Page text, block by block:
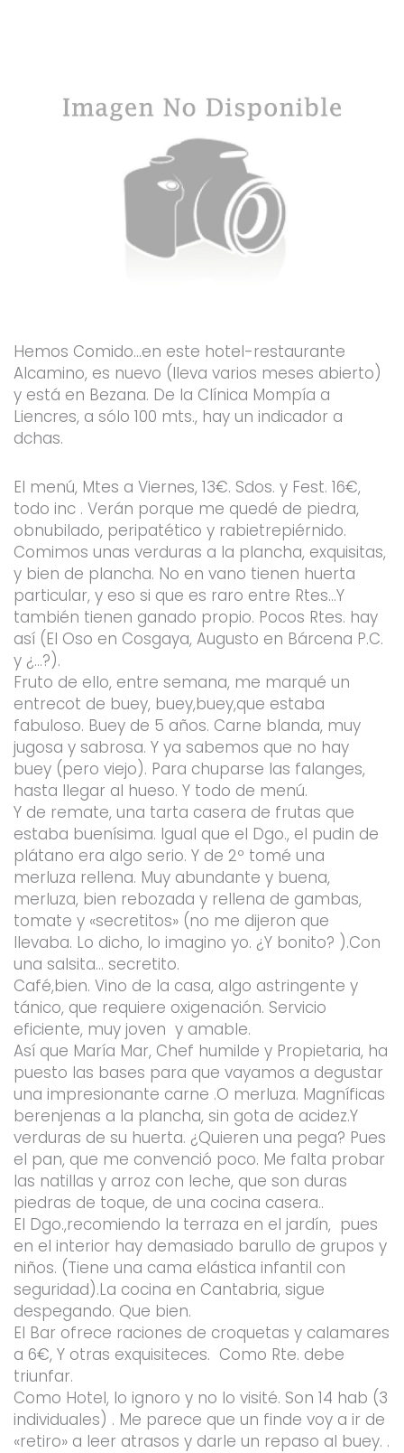
Hemos Comido…en este hotel-restaurante
Alcamino, es nuevo (lleva varios meses abierto)
y está en Bezana. De la Clínica Mompía a
Liencres, a sólo 100 mts., hay un indicador a
dchas.
El menú, Mtes a Viernes, 13€. Sdos. y Fest. 16€,
todo inc . Verán porque me quedé de piedra,
obnubilado, peripatético y rabietrepiérnido.
Comimos unas verduras a la plancha, exquisitas,
y bien de plancha. No en vano tienen huerta
particular, y eso si que es raro entre Rtes…Y
también tienen ganado propio. Pocos Rtes. hay
así (El Oso en Cosgaya, Augusto en Bárcena P.C.
y ¿…?).
Fruto de ello, entre semana, me marqué un
entrecot de buey, buey,buey,que estaba
fabuloso. Buey de 5 años. Carne blanda, muy
jugosa y sabrosa. Y ya sabemos que no hay
buey (pero viejo). Para chuparse las falanges,
hasta llegar al hueso. Y todo de menú.
Y de remate, una tarta casera de frutas que
estaba buenísima. Igual que el Dgo., el pudin de
plátano era algo serio. Y de 2º tomé una
merluza rellena. Muy abundante y buena,
merluza, bien rebozada y rellena de gambas,
tomate y «secretitos» (no me dijeron que
llevaba. Lo dicho, lo imagino yo. ¿Y bonito? ).Con
una salsita… secretito.
Café,bien. Vino de la casa, algo astringente y
tánico, que requiere oxigenación. Servicio
eficiente, muy joven y amable.
Así que María Mar, Chef humilde y Propietaria, ha
puesto las bases para que vayamos a degustar
una impresionante carne .O merluza. Magníficas
berenjenas a la plancha, sin gota de acidez.Y
verduras de su huerta. ¿Quieren una pega? Pues
el pan, que me convenció poco. Me falta probar
las natillas y arroz con leche, que son duras
piedras de toque, de una cocina casera..
El Dgo.,recomiendo la terraza en el jardín, pues
en el interior hay demasiado barullo de grupos y
niños. (Tiene una cama elástica infantil con
seguridad).La cocina en Cantabria, sigue
despegando. Que bien.
El Bar ofrece raciones de croquetas y calamares
a 6€, Y otras exquisiteces. Como Rte. debe
triunfar.
Como Hotel, lo ignoro y no lo visité. Son 14 hab (3
individuales) . Me parece que un finde voy a ir de
«retiro» a leer atrasos y darle un repaso al buey. .